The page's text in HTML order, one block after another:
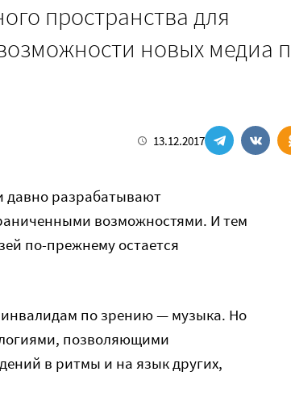
пространства для
новых медиа
13.12.2017
давно разрабатывают
возможностями. И тем
по-прежнему остается
по зрению — музыка. Но
позволяющими
в ритмы и на язык других,